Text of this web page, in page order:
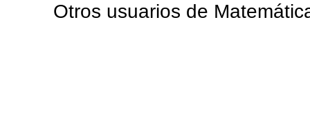
Otros usuarios de